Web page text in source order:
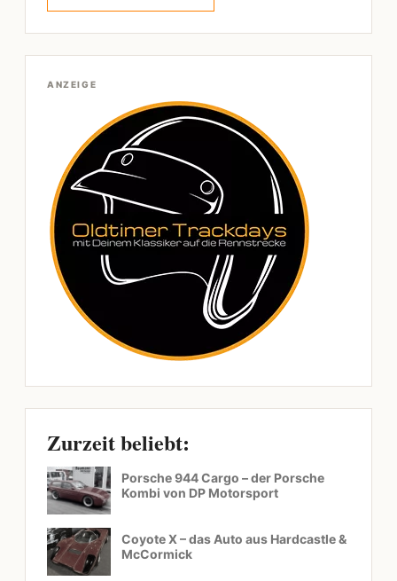
ANZEIGE
Zurzeit beliebt:
Porsche 944 Cargo – der Porsche
Kombi von DP Motorsport
Coyote X – das Auto aus Hardcastle &
McCormick